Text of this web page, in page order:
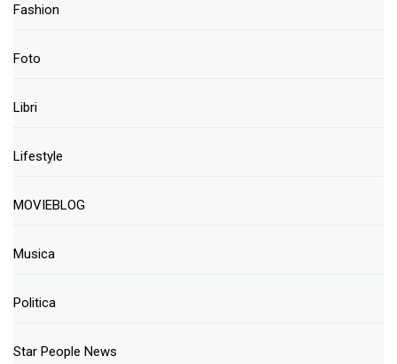
Fashion
Foto
Libri
Lifestyle
MOVIEBLOG
Musica
Politica
Star People News